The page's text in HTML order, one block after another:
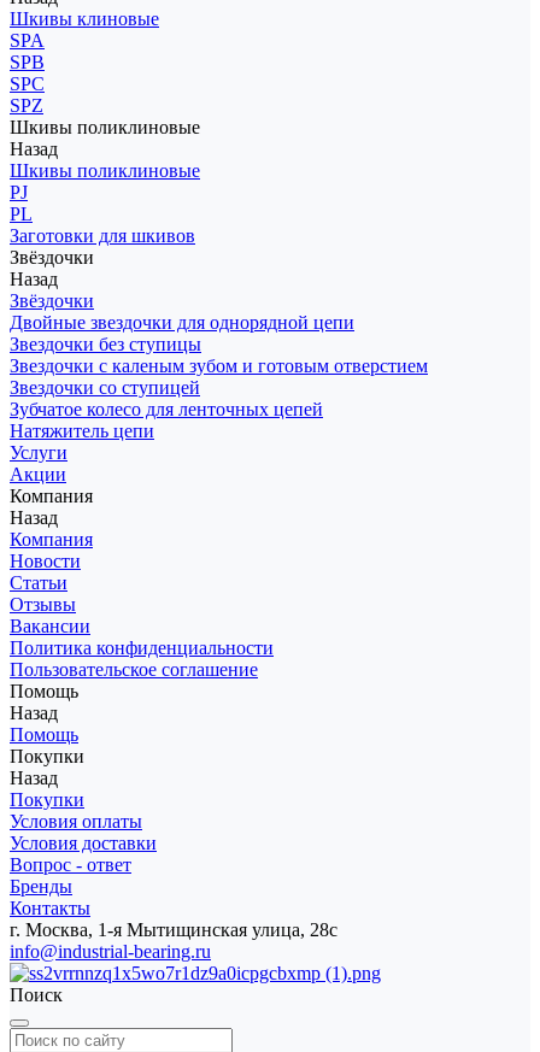
Шкивы клиновые
SPA
SPB
SPC
SPZ
Шкивы поликлиновые
Назад
Шкивы поликлиновые
PJ
PL
Заготовки для шкивов
Звёздочки
Назад
Звёздочки
Двойные звездочки для однорядной цепи
Звездочки без ступицы
Звездочки с каленым зубом и готовым отверстием
Звездочки со ступицей
Зубчатое колесо для ленточных цепей
Натяжитель цепи
Услуги
Акции
Компания
Назад
Компания
Новости
Статьи
Отзывы
Вакансии
Политика конфиденциальности
Пользовательское соглашение
Помощь
Назад
Помощь
Покупки
Назад
Покупки
Условия оплаты
Условия доставки
Вопрос - ответ
Бренды
Контакты
г. Москва, 1-я Мытищинская улица, 28с
info@industrial-bearing.ru
Поиск